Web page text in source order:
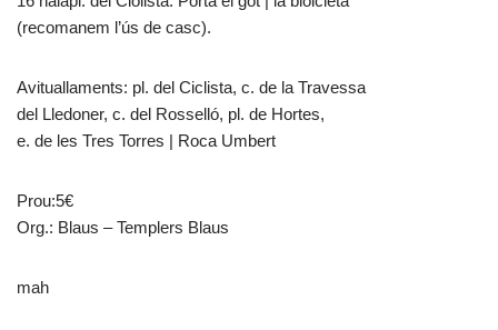
(recomanem l’ús de casc).
Avituallaments: pl. del Ciclista, c. de la Travessa
del Lledoner, c. del Rosselló, pl. de Hortes,
e. de les Tres Torres | Roca Umbert
Prou:5€
Org.: Blaus – Templers Blaus
mah